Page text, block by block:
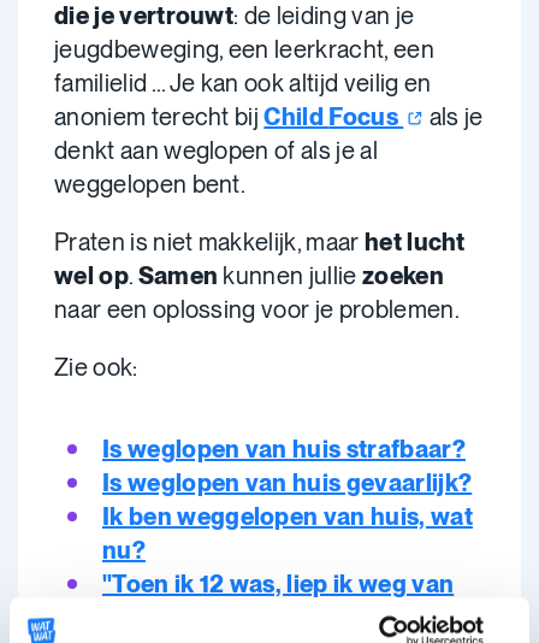
die je vertrouwt: de leiding van je
jeugdbeweging, een leerkracht, een
familielid ... Je kan ook altijd veilig en
anoniem terecht bijChild Focus
als je
denkt aan weglopen of als je al
weggelopen bent.
Praten is niet makkelijk, maar het lucht
wel op. Samen kunnen jullie zoeken
naar een oplossing voor je problemen.
Zie ook:
Is weglopen van huis strafbaar?
Is weglopen van huis gevaarlijk?
Ik ben weggelopen van huis, wat
nu?
"Toen ik 12 was, liep ik weg van